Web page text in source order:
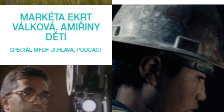
MARKÉTA EKRT
VÁLKOVÁ. AMIŘINY
DĚTI
SPECIÁL MFDF JI.HLAVA, PODCAST